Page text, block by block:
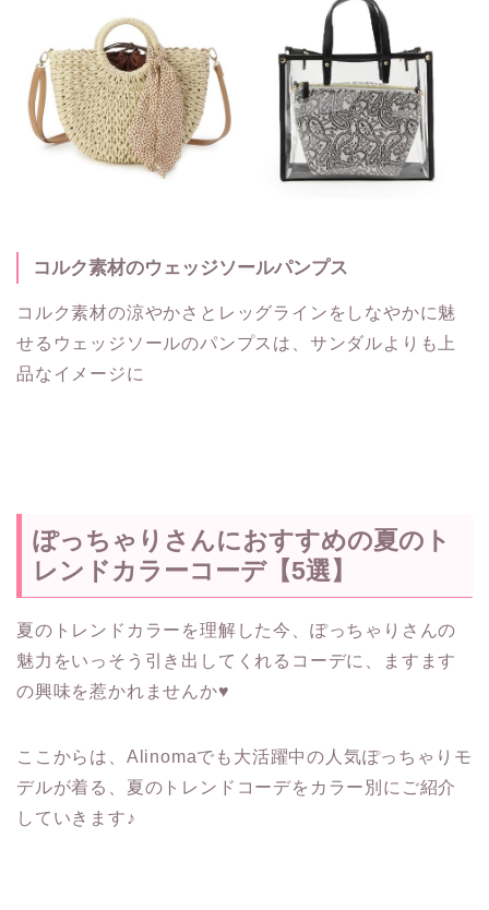
コルク素材のウェッジソールパンプス
コルク素材の涼やかさとレッグラインをしなやかに魅
せるウェッジソールのパンプスは、サンダルよりも上
品なイメージに
ぽっちゃりさんにおすすめの夏のト
レンドカラーコーデ【5選】
夏のトレンドカラーを理解した今、ぽっちゃりさんの
魅力をいっそう引き出してくれるコーデに、ますます
の興味を惹かれませんか♥
ここからは、Alinomaでも大活躍中の人気ぽっちゃりモ
デルが着る、夏のトレンドコーデをカラー別にご紹介
していきます♪